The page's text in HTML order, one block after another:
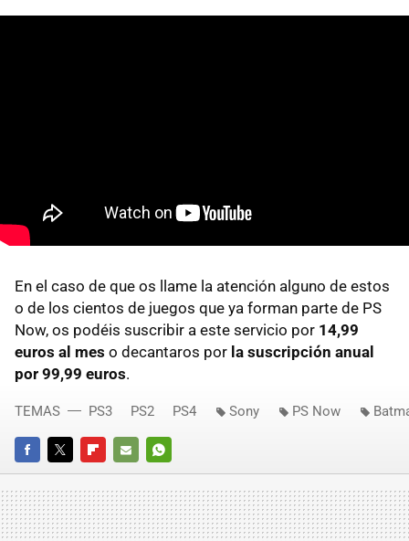
En el caso de que os llame la atención alguno de estos
o de los cientos de juegos que ya forman parte de PS
Now, os podéis suscribir a este servicio por 14,99
euros al mes o decantaros por la suscripción anual
por 99,99 euros.
FACEBOOKTWITTERFLIPBOARD
E-
MAIL
WHATSAPP
TEMAS PS3 PS2 PS4 Sony PS Now